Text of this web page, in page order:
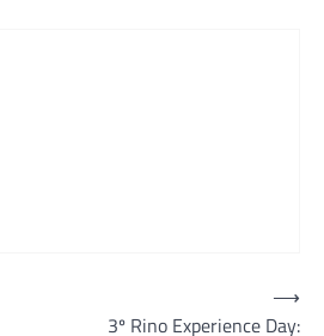
3º Rino Experience Day:
⟶